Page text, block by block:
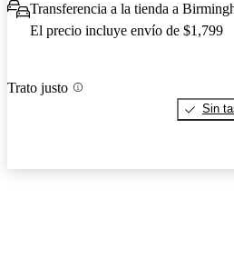
Transferencia a la tienda a
El precio incluye envío de $1,799
Trato justo
Sin